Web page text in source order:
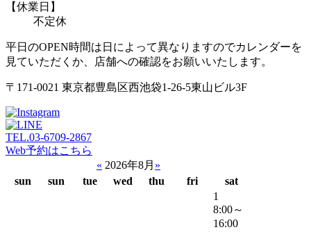
【休業日】
不定休
平日のOPEN時間は日によって異なりますのでカレンダーを
見ていただくか、店舗への確認をお願いいたします。
〒171-0021 東京都豊島区西池袋1-26-5東山ビル3F
TEL.03-6709-2867
Web予約はこちら
« 2026年8月 »
sun
sun tue wed thu fri
sat
1
8:00～
16:00